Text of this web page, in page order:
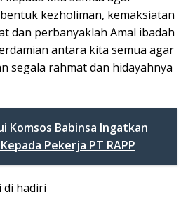
kezholiman, kemaksiatan
dan perbanyaklah Amal ibadah
antara kita semua agar
segala rahmat dan hidayahnya
Komsos Babinsa Ingatkan
Pekerja PT RAPP
di hadiri